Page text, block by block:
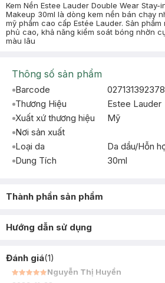
Kem Nền Estee Lauder Double Wear Stay-
Makeup 30ml là dòng kem nền bán chạy
mỹ phẩm cao cấp Estée Lauder. Sản
phủ cao, khả năng kiểm soát bóng nhờn
màu lâu
Thông số sản phẩm
Barcode
027131392378
Thương Hiệu
Estee Lauder
Xuất xứ thương hiệu
Mỹ
Nơi sản xuất
Loại da
Da dầu/Hỗn
Dung Tích
30ml
Thành phần sản phẩm
Hướng dẫn sử dụng
Đánh giá(1)
Nguyễn Thị Huyền